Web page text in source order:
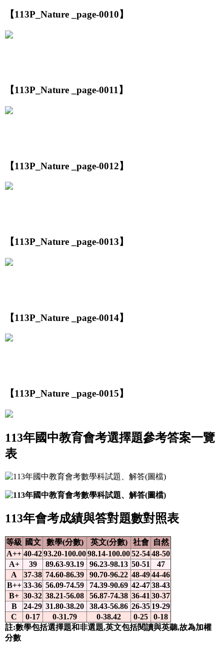
【113P_Nature _page-0010】
【113P_Nature _page-0011】
【113P_Nature _page-0012】
【113P_Nature _page-0013】
【113P_Nature _page-0014】
【113P_Nature _page-0015】
113年國中教育會考選擇題參考答案一覽
表
113年會考成績與答對題數對照表
等級 國文 數學(分數) 英文(分數) 社會
自然
A++ 40-4293.20-100.0098.14-100.0052-5448-50
A+
39 89.63-93.19 96.23-98.13 50-51
47
A
37-38 74.60-86.39 90.70-96.22 48-4944-46
B++ 33-36 56.09-74.59 74.39-90.69 42-4738-43
B+ 30-32 38.21-56.08 56.87-74.38 36-41 30-37
B
24-29 31.80-38.20 38.43-56.86 26-35 19-29
C
0-17 0-31.79 0-38.42 0-25
0-18
註:數學包括選擇題和非選題,英文包括閱讀與英聽,故為加權
分數